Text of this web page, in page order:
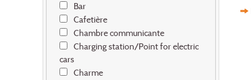
Bar
Cafetière
Chambre communicante
cars
Charme